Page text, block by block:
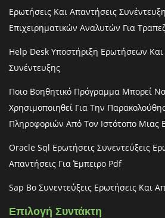
Ερωτήσεις Και Απαντήσεις
Επιχειρηματικών Αναλυτών Για
Help Desk Υποστήριξη Ερωτήσεων
Συνέντευξης
Ποιο Βοηθητικό Πρόγραμμα Μπορεί
Χρησιμοποιηθεί Για Την
Πληροφοριών Από Τον Ιστότοπο Μιας
Oracle Sql Ερωτήσεις Συνεντεύξεις
Απαντήσεις Για Έμπειρο Pdf
Sap Bo Συνεντεύξεις Ερωτήσεις Και
Επιλογή Συντάκτη